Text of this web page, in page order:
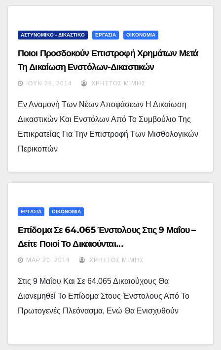
ΑΣΤΥΝΟΜΙΚΟ - ΔΙΚΑΣΤΙΚΟ ΕΡΓΑΣΙΑ ΟΙΚΟΝΟΜΙΑ
Ποιοι Προσδοκούν Επιστροφή Χρημάτων Μετά
Τη Δικαίωση Ενστόλων-Δικαστικών
ΙΟΎΝ 29, 2014 ΧΡΉΣΤΟΣ ΜΊΜΗΣ
Εν Αναμονή Των Νέων Αποφάσεων Η Δικαίωση
Δικαστικών Και Ενστόλων Από Το Συμβούλιο Της
Επικρατείας Για Την Επιστροφή Των Μισθολογικών
Περικοπών
ΕΡΓΑΣΙΑ ΟΙΚΟΝΟΜΙΑ
Επίδομα Σε 64.065 Ένστολους Στις 9 Μαΐου –
Δείτε Ποιοί Το Δικαιούνται…
ΜΑΡ 20, 2014 ΧΡΉΣΤΟΣ ΜΊΜΗΣ
Στις 9 Μαΐου Και Σε 64.065 Δικαιούχους Θα
Διανεμηθεί Το Επίδομα Στους Ένστολους Από Το
Πρωτογενές Πλεόνασμα, Ενώ Θα Ενισχυθούν